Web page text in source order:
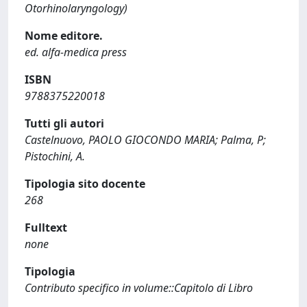
Otorhinolaryngology)
Nome editore.
ed. alfa-medica press
ISBN
9788375220018
Tutti gli autori
Castelnuovo, PAOLO GIOCONDO MARIA; Palma, P;
Pistochini, A.
Tipologia sito docente
268
Fulltext
none
Tipologia
Contributo specifico in volume::Capitolo di Libro